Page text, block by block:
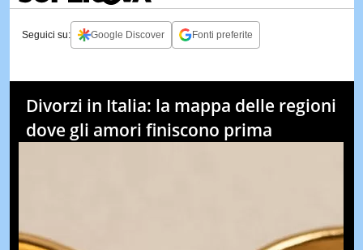
NEWS
STORIE
VIDEO
QUIZ
Seguici su: Google Discover Fonti preferite
Divorzi in Italia: la mappa delle regioni
dove gli amori finiscono prima